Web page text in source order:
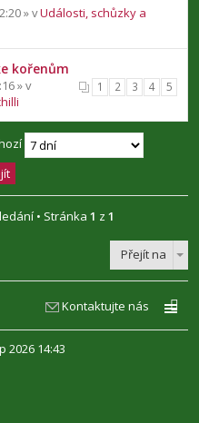
» vUdálosti, schůzky a
kořenům
1 2 3 4 5
» v
• Stránka 1 z 1
Přejít na
Kontaktujte nás
2026 14:43